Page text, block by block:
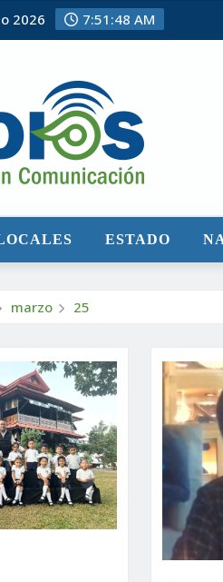
2026 7:51:49 AM
ESTADO
marzo 25